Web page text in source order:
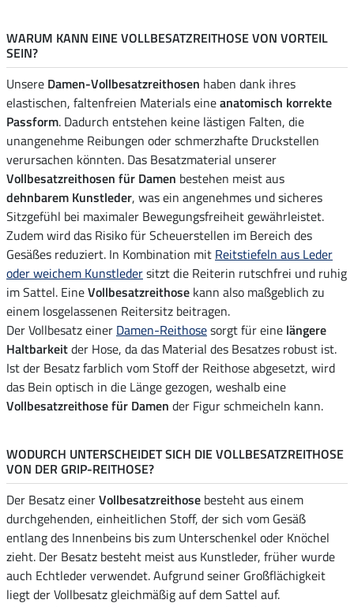
WARUM KANN EINE VOLLBESATZREITHOSE VON VORTEIL
SEIN?
Unsere Damen-Vollbesatzreithosen haben dank ihres
elastischen, faltenfreien Materials eineanatomisch korrekte
Passform. Dadurch entstehen keine lästigen Falten, die
unangenehme Reibungen oder schmerzhafte Druckstellen
verursachen könnten. Das Besatzmaterial unserer
Vollbesatzreithosen für Damen bestehen meist aus
dehnbarem Kunstleder, was ein angenehmes und sicheres
Sitzgefühl bei maximaler Bewegungsfreiheit gewährleistet.
Zudem wird das Risiko für Scheuerstellen im Bereich des
Gesäßes reduziert. In Kombination mit Reitstiefeln aus Leder
oder weichem Kunstledersitzt die Reiterin rutschfrei und ruhig
im Sattel. EineVollbesatzreithose kann also maßgeblich zu
einem losgelassenen Reitersitz beitragen.
Der Vollbesatz einer Damen-Reithosesorgt für eine längere
Haltbarkeitder Hose, da das Material des Besatzes robust ist.
Ist der Besatz farblich vom Stoff der Reithose abgesetzt, wird
das Bein optisch in die Länge gezogen, weshalb eine
Vollbesatzreithose für Damen der Figur schmeicheln kann.
WODURCH UNTERSCHEIDET SICH DIE VOLLBESATZREITHOSE
VON DER GRIP-REITHOSE?
Der Besatz einerVollbesatzreithose besteht aus einem
durchgehenden, einheitlichen Stoff, der sich vom Gesäß
entlang des Innenbeins bis zum Unterschenkel oder Knöchel
zieht. Der Besatz besteht meist aus Kunstleder, früher wurde
auch Echtleder verwendet. Aufgrund seiner Großflächigkeit
liegt der Vollbesatz gleichmäßig auf dem Sattel auf.